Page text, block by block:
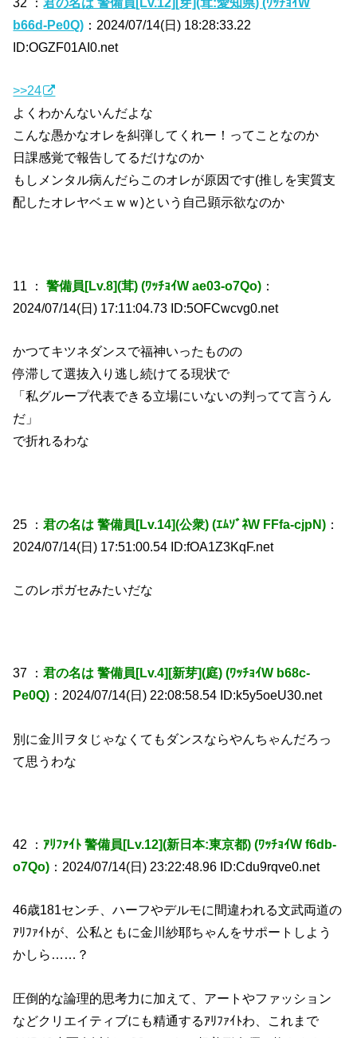
b66d-Pe0Q) ：2024/07/14(日) 18:28:33.22
ID:OGZF01AI0.net
>>24
よくわかんないんだよな
こんな愚かなオレを糾弾してくれー！ってことなのか
日課感覚で報告してるだけなのか
もしメンタル病んだらこのオレが原因です(推しを実質支
配したオレヤベェｗｗ)という自己顕示欲なのか
11 ： 警備員[Lv.8](茸) (ﾜｯﾁｮｲW ae03-o7Qo) ：
2024/07/14(日) 17:11:04.73 ID:5OFCwcvg0.net
かつてキツネダンスで福神いったものの
停滞して選抜入り逃し続けてる現状で
「私グループ代表できる立場にいないの判ってて言うん
だ」
で折れるわな
25 ：君の名は 警備員[Lv.14](公衆) (ｴﾑｿﾞﾈW FFfa-cjpN) ：
2024/07/14(日) 17:51:00.54 ID:fOA1Z3KqF.net
このレポガセみたいだな
37 ：君の名は 警備員[Lv.4][新芽](庭) (ﾜｯﾁｮｲW b68c-
Pe0Q) ：2024/07/14(日) 22:08:58.54 ID:k5y5oeU30.net
別に金川ヲタじゃなくてもダンスならやんちゃんだろっ
て思うわな
42 ：ｱﾘﾌｧｲﾄ 警備員[Lv.12](新日本:東京都) (ﾜｯﾁｮｲW f6db-
o7Qo) ：2024/07/14(日) 23:22:48.96 ID:Cdu9rqve0.net
46歳181センチ、ハーフやデルモに間違われる文武両道の
ｱﾘﾌｧｲﾄが、公私ともに金川紗耶ちゃんをサポートしよう
かしら……？
圧倒的な論理的思考力に加えて、アートやファッション
などクリエイティブにも精通するｱﾘﾌｧｲﾄわ、これまで